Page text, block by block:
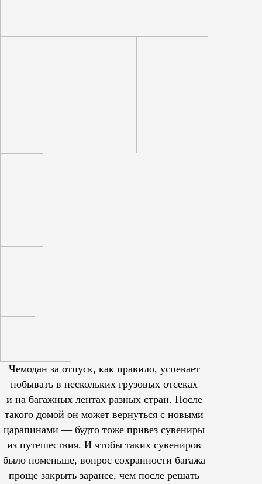
Чемодан за отпуск, как правило, успевает
побывать в нескольких грузовых отсеках
и на багажных лентах разных стран. После
такого домой он может вернуться с новыми
царапинами — будто тоже привез сувениры
из путешествия. И чтобы таких сувениров
было поменьше, вопрос сохранности багажа
проще закрыть заранее, чем после решать